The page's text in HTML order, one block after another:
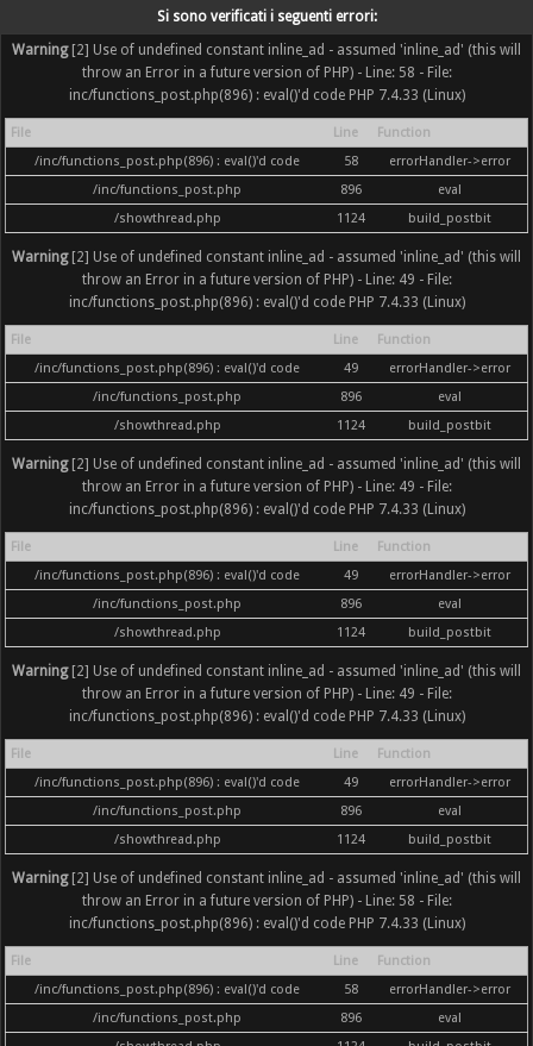
Si sono verificati i seguenti errori:
Warning[2] Use of undefined constant inline_ad - assumed 'inline_ad' (this will
throw an Error in a future version of PHP) - Line: 58 - File:
inc/functions_post.php(896) : eval()'d code PHP 7.4.33 (Linux)
File Line
Function
/inc/functions_post.php(896) : eval()'d code
58
errorHandler->error
/inc/functions_post.php
896
eval
/showthread.php
1124 build_postbit
Warning[2] Use of undefined constant inline_ad - assumed 'inline_ad' (this will
throw an Error in a future version of PHP) - Line: 49 - File:
inc/functions_post.php(896) : eval()'d code PHP 7.4.33 (Linux)
File Line
Function
/inc/functions_post.php(896) : eval()'d code
49
errorHandler->error
/inc/functions_post.php
896
eval
/showthread.php
1124 build_postbit
Warning[2] Use of undefined constant inline_ad - assumed 'inline_ad' (this will
throw an Error in a future version of PHP) - Line: 49 - File:
inc/functions_post.php(896) : eval()'d code PHP 7.4.33 (Linux)
File Line
Function
/inc/functions_post.php(896) : eval()'d code
49
errorHandler->error
/inc/functions_post.php
896
eval
/showthread.php
1124 build_postbit
Warning[2] Use of undefined constant inline_ad - assumed 'inline_ad' (this will
throw an Error in a future version of PHP) - Line: 49 - File:
inc/functions_post.php(896) : eval()'d code PHP 7.4.33 (Linux)
File Line
Function
/inc/functions_post.php(896) : eval()'d code
49
errorHandler->error
/inc/functions_post.php
896
eval
/showthread.php
1124 build_postbit
Warning[2] Use of undefined constant inline_ad - assumed 'inline_ad' (this will
throw an Error in a future version of PHP) - Line: 58 - File:
inc/functions_post.php(896) : eval()'d code PHP 7.4.33 (Linux)
File Line
Function
/inc/functions_post.php(896) : eval()'d code
58
errorHandler->error
/inc/functions_post.php
896
eval